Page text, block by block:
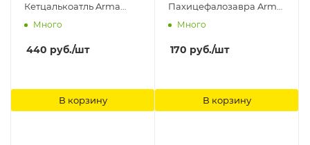
Кетцалькоатль Arma
Models, 1/35
Много
440 руб./шт
В корзину
Пахицефалозавра Arma
Models
Много
170 руб./шт
В корзину